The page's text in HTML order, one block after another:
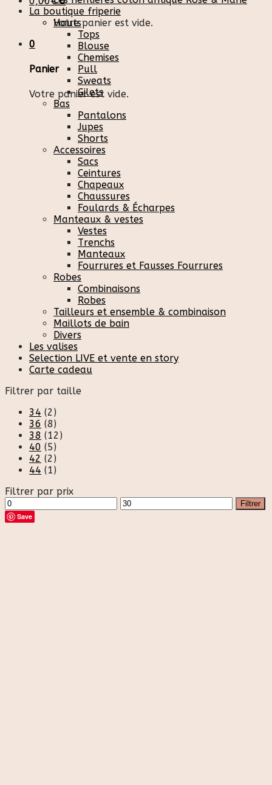
Votre panier est vide.
0
Panier
Votre panier est vide.
La boutique friperie
Hauts
Tops
Blouse
Chemises
Pull
Sweats
Gilets
Bas
Pantalons
Jupes
Shorts
Accessoires
Sacs
Ceintures
Chapeaux
Chaussures
Foulards & Écharpes
Manteaux & vestes
Vestes
Trenchs
Manteaux
Fourrures et Fausses Fourrures
Robes
Combinaisons
Robes
Tailleurs et ensemble & combinaison
Maillots de bain
Divers
Les valises
Selection LIVE et vente en story
Carte cadeau
Filtrer par taille
34 (2)
36 (8)
38 (12)
40 (5)
42 (2)
44 (1)
Filtrer par prix
Prix
min
Prix
max
Filtrer
Save